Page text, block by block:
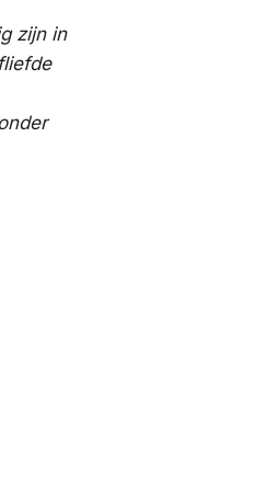
zijn in